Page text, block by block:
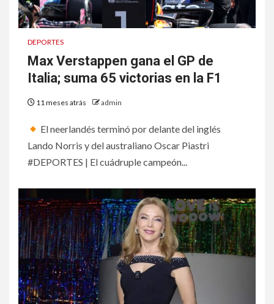
DEPORTES
Max Verstappen gana el GP de
Italia; suma 65 victorias en la F1
11 meses atrás admin
El neerlandés terminó por delante del inglés
Lando Norris y del australiano Oscar Piastri
#DEPORTES | El cuádruple campeón...